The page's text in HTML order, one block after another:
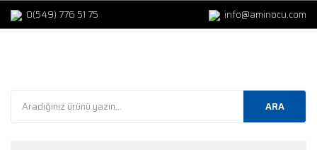
0(549) 776 51 75 info@aminocu.com
ARA